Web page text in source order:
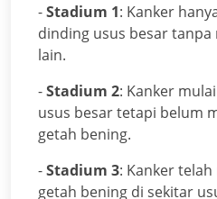
-Stadium 1: Kanker
dinding usus besar
lain.
-Stadium 2: Kanker
usus besar tetapi belum
getah bening.
-Stadium 3: Kanker
getah bening di sekitar